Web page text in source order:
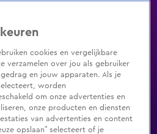
Zenders Genres
Shop
cookies en vergelijkbare
verzamelen over jou als gebruiker
en jouw apparaten. Als je
worden
om onze advertenties en
onze producten en diensten
van advertenties en content
opslaan” selecteert of je